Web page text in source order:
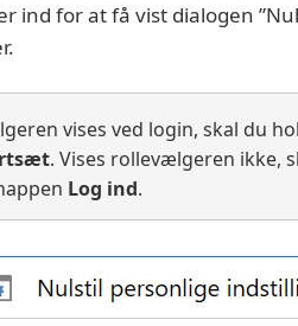
ind for at få vist dialogen
vises ved login, skal du
. Vises rollevælgeren ikke,
Log ind.